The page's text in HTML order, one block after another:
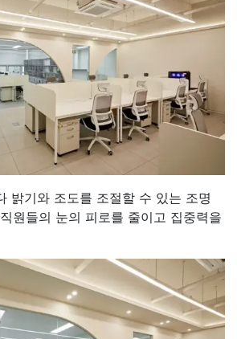
밝기와 조도를 조절할 수 있는 조명
원들의 눈의 피로를 줄이고 집중력을